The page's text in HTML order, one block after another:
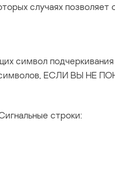
случаях позволяет
символ
символов, ЕСЛИ ВЫ НЕ
строки: